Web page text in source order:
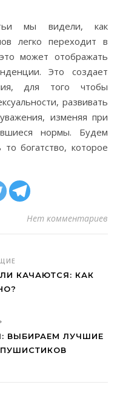
мы видели, как
легко переходит в
может отображать
Это создает
для того чтобы
развивать
изменяя при
нормы. Будем
богатство, которое
Нет комментариев
КАЧАЮТСЯ: КАК
ВЫБИРАЕМ ЛУЧШИЕ